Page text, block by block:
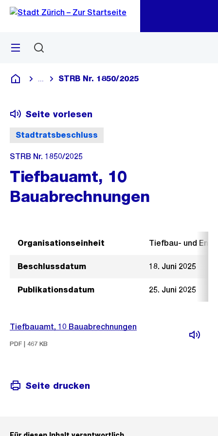
Navigation
Sprunglink
Menü
Deutsch
Blende alle Breadcrumbs ein
STRB Nr. 1850/2025
Stadtratsbeschluss
Seite vorlesen
STRB Nr. 1850/2025
Tiefbauamt, 10
Bauabrechnungen
Organisationseinheit Tiefbau- und
Beschlussdatum 18. Juni 2025
Publikationsdatum 25. Juni 2025
Tiefbauamt, 10 Bauabrechnungen
PDF | 467 KB
Seite drucken